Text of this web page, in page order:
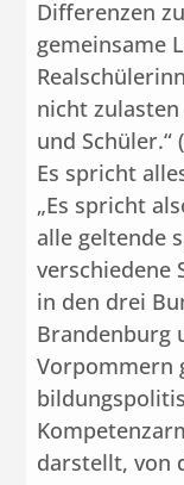
Differenzen
gemeinsame
nicht
und Schüler.“
Es spricht
„Es spricht
alle geltende
verschiedene
in den drei
Brandenburg
Vorpommern
darstellt, von